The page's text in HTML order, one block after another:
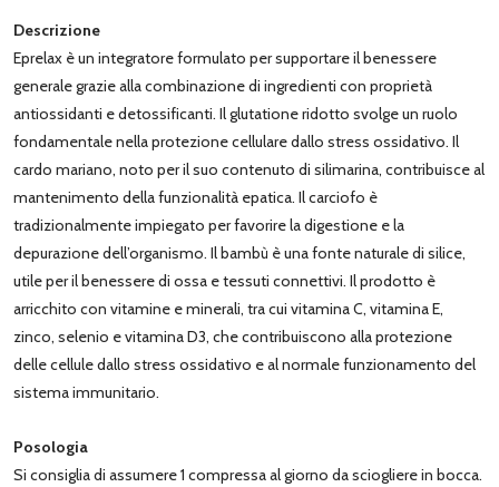
Descrizione
Eprelax è un integratore formulato per supportare il benessere
generale grazie alla combinazione di ingredienti con proprietà
antiossidanti e detossificanti. Il glutatione ridotto svolge un ruolo
fondamentale nella protezione cellulare dallo stress ossidativo. Il
cardo mariano, noto per il suo contenuto di silimarina, contribuisce al
mantenimento della funzionalità epatica. Il carciofo è
tradizionalmente impiegato per favorire la digestione e la
depurazione dell’organismo. Il bambù è una fonte naturale di silice,
utile per il benessere di ossa e tessuti connettivi. Il prodotto è
arricchito con vitamine e minerali, tra cui vitamina C, vitamina E,
zinco, selenio e vitamina D3, che contribuiscono alla protezione
delle cellule dallo stress ossidativo e al normale funzionamento del
sistema immunitario.
Posologia
Si consiglia di assumere 1 compressa al giorno da sciogliere in bocca.